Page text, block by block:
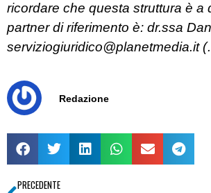
ricordare che questa struttura è
partner di riferimento è: dr.ssa
serviziogiuridico@planetmedia.it
Redazione
PRECEDENTE